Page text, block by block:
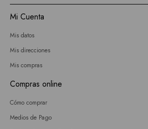
Mi Cuenta
Mis datos
Mis direcciones
Mis compras
Compras online
Cómo comprar
Medios de Pago